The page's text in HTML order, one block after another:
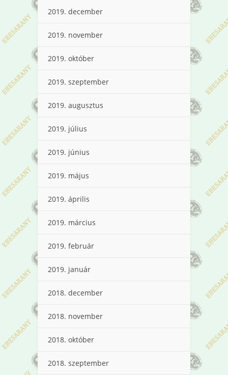
2019. december
2019. november
2019. október
2019. szeptember
2019. augusztus
2019. július
2019. június
2019. május
2019. április
2019. március
2019. február
2019. január
2018. december
2018. november
2018. október
2018. szeptember